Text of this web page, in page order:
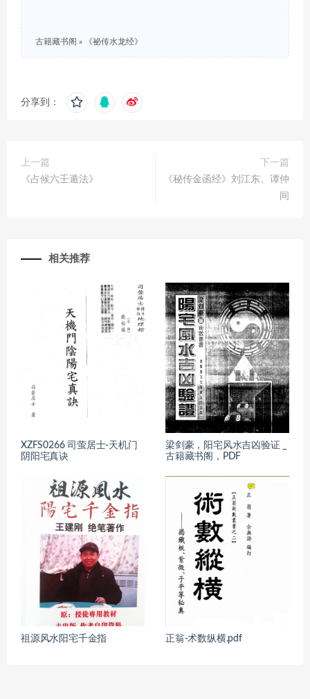
古籍藏书阁 » 《祕传水龙经》
分享到：
上一篇
《占候六壬遁法》
下一篇
《秘传金函经》刘江东、谭仲
间
相关推荐
XZFS0266 司萤居士-天机门
阴阳宅真诀
梁剑豪，阳宅风水吉凶验证 _
古籍藏书阁，PDF
祖源风水阳宅千金指 正翁-术数纵横.pdf